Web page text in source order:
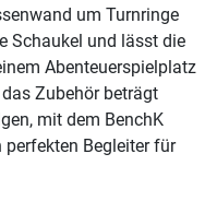
um Turnringe
Schaukel und lässt die
Abenteuerspielplatz
Zubehör beträgt
mit dem BenchK
perfekten Begleiter für